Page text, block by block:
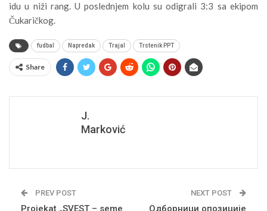
idu u niži rang. U poslednjem kolu su odigrali 3:3 sa ekipom
Čukaričkog.
fudbal Napredak Trajal Trstenik PPT
Share
J.
Marković
PREV POST
Projekat „SVEST – seme
NEXT POST
Одборници опозиције